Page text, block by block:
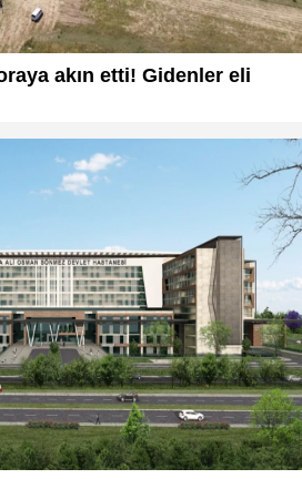
akın etti! Gidenler eli